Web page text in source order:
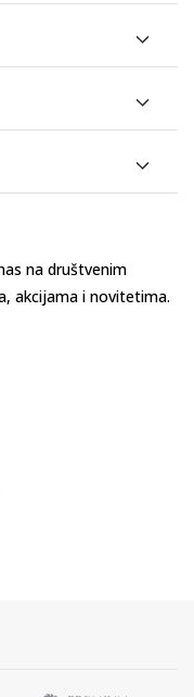
na društvenim
akcijama i novitetima.